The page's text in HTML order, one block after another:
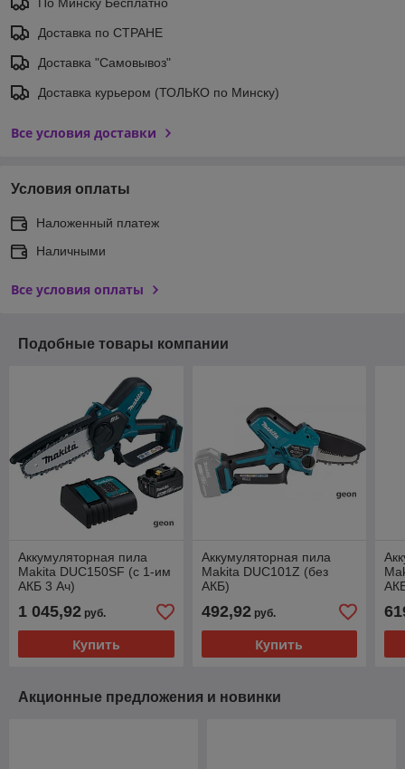
Доставка по СТРАНЕ
Доставка "Самовывоз"
Доставка курьером (ТОЛЬКО по Минску)
Все условия доставки
Условия оплаты
Наложенный платеж
Наличными
Все условия оплаты
Подобные товары компании
Аккумуляторная пила
Makita DUC150SF (с 1-им
АКБ 3 Ач)
1 045,92 руб.
Купить
Аккумуляторная пила
Makita DUC101Z (без
АКБ)
492,92руб.
Купить
Акционные предложения и новинки